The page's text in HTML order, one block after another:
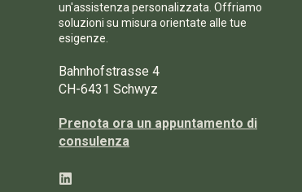
un'assistenza personalizzata. Offriamo
soluzioni su misura orientate alle tue
esigenze.
Bahnhofstrasse 4
CH-6431 Schwyz
Prenota ora un appuntamento di
consulenza